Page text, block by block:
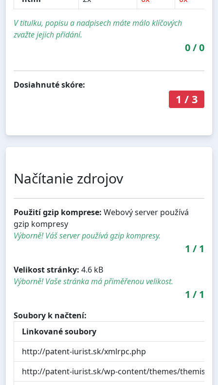
V titulku, popisu a nadpisech máte málo klíčových
zvažte jejich přidání.
0/0
Dosiahnuté skóre:
1 / 3
Načítanie zdrojov
Použití gzip komprese: Webový server používá
gzip kompresy
Výborně! Váš server používá gzip kompresy.
1 / 1
Velikost stránky: 4.6 kB
Výborně! Vaše stránka má přiměřenou velikost.
1 / 1
Soubory k načtení:
Linkované soubory
http://patent-iurist.sk/xmlrpc.php
http://patent-iurist.sk/wp-content/themes/themis/